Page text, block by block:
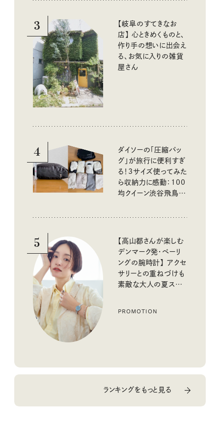
3
【岐阜のすてきなお
店】 心ときめくものと、
作り手の想いに出会え
る、お気に入りの雑貨
屋さん
4
ダイソーの「圧縮バッ
グ」が旅行に便利すぎ
る！3サイズ使ってみた
ら収納力に感動：100
均クイーン渋谷飛鳥の
5
【高山都さんが楽しむ
デンマーク発・ベーリ
ングの腕時計】 アクセ
サリーとの重ねづけも
素敵な大人の夏スタイ
PROMOTION
ランキングをもっと見る